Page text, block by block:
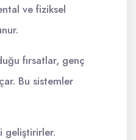
ve fiziksel
fırsatlar, genç
Bu sistemler
geliştirirler.